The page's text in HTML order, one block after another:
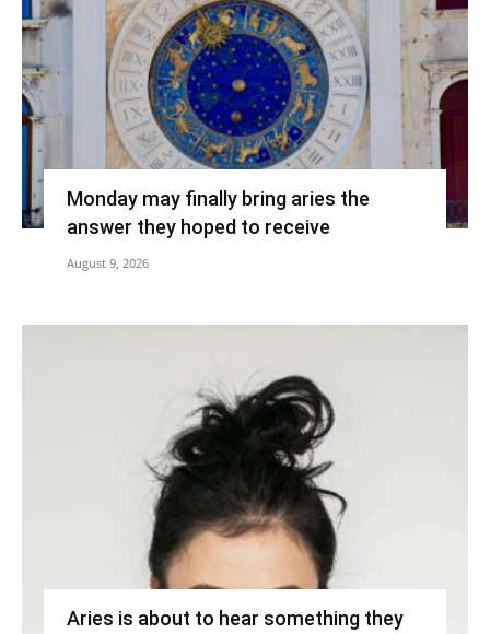
Monday may finally bring aries the
answer they hoped to receive
August 9, 2026
Aries is about to hear something they